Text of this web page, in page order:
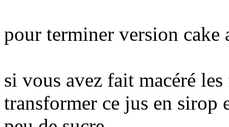
pour terminer version cake
si vous avez fait macéré
transformer ce jus en sirop